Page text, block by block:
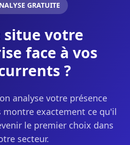
GRATUITE
situe votre
face à vos
?
analyse votre présence
montre exactement ce qu'il
le premier choix dans
secteur.